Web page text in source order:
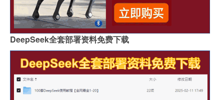
DeepSeek全套部署资料免费下载